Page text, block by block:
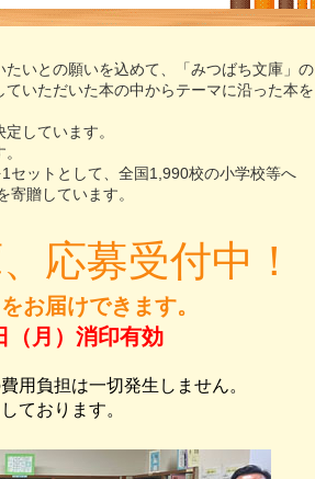
いとの願いを込めて、「みつばち文庫」の
いただいた本の中からテーマに沿った本を
しています。
セットとして、全国1,990校の小学校等へ
贈しています。
応募受付中！
お届けできます。
（月）消印有効
用負担は一切発生しません。
ております。